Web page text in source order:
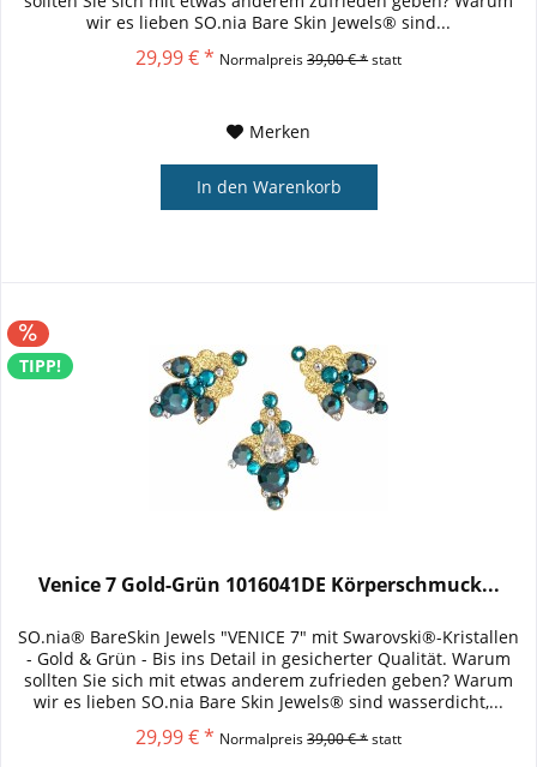
wir es lieben SO.nia Bare Skin Jewels® sind...
29,99 € * Normalpreis39,00 € *statt
Merken
In den Warenkorb
TIPP!
Venice 7 Gold-Grün 1016041DE Körperschmuck...
SO.nia® BareSkin Jewels "VENICE 7" mit Swarovski®-Kristallen
- Gold & Grün - Bis ins Detail in gesicherter Qualität. Warum
sollten Sie sich mit etwas anderem zufrieden geben? Warum
wir es lieben SO.nia Bare Skin Jewels® sind wasserdicht,...
29,99 € * Normalpreis39,00 € *statt